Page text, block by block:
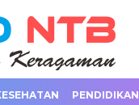
PENDIDIKAN